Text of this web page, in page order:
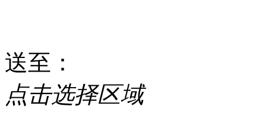
送至 ：
点击选择区域